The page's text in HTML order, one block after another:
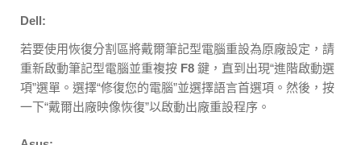
Dell:
若要使用恢復分割區將戴爾筆記型電腦重設為原廠設定，請
重新啟動筆記型電腦並重複按 F8 鍵，直到出現“進階啟動選
項”選單。選擇“修復您的電腦”並選擇語言首選項。然後，按
一下“戴爾出廠映像恢復”以啟動出廠重設程序。